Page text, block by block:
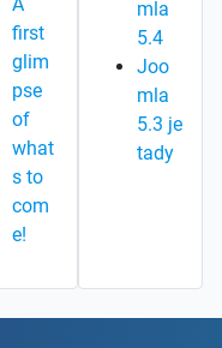
first
glim
pse
of
what
s to
com
e!
mla
5.4
Joo
mla
5.3 je
tady